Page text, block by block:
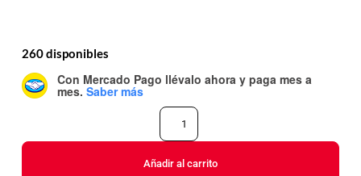
260 disponibles
Con Mercado Pago llévalo ahora y paga mes a
mes. Saber más
Añadir al carrito